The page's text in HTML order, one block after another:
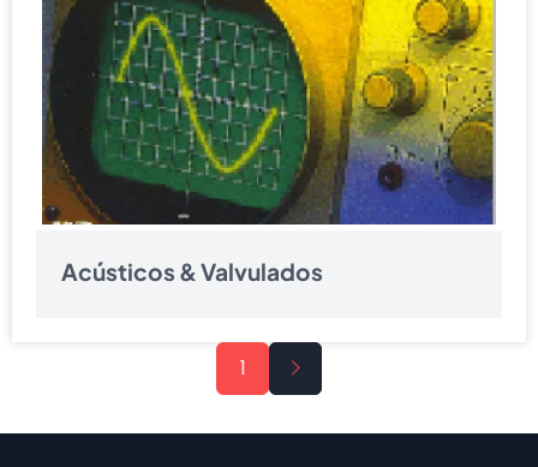
Acústicos & Valvulados
1
Próxima
página